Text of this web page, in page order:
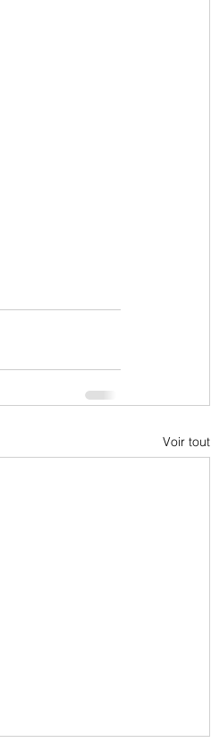
Voir tout